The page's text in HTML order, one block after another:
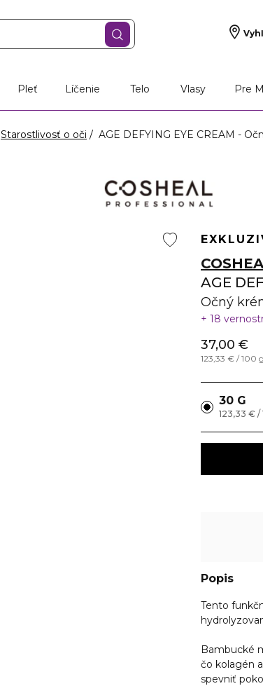
Pleť Líčenie Telo Vlasy Pre
Starostlivosť o oči AGE DEFYING EYE CREAM -
AGE
Očný
18
37,00 €
123,33 € / 100 g
30 G
123,33 € /
Popis
Tento
Bambucké
čo kolagén
spevniť